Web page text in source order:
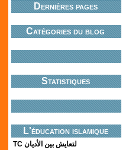
Dernières pages
Catégories du blog
Statistiques
L'éducation islamique
TC لتعايش بين الأديان